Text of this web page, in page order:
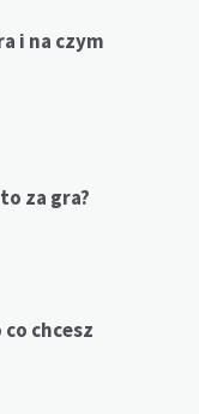
i na czym
za gra?
chcesz